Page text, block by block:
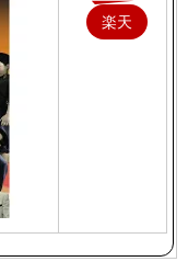
楽天